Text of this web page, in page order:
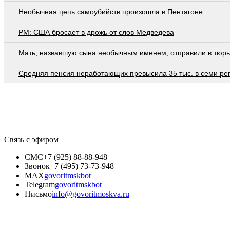
Необычная цепь самоубийств произошла в Пентагоне
PM: США бросает в дрожь от слов Медведева
Мать, назвавшую сына необычным именем, отправили в
Средняя пенсия неработающих превысила 35 тыс. в семи
Связь с эфиром
СМС+7 (925) 88-88-948
Звонок+7 (495) 73-73-948
MAXgovoritmskbot
Telegramgovoritmskbot
Письмоinfo@govoritmoskva.ru